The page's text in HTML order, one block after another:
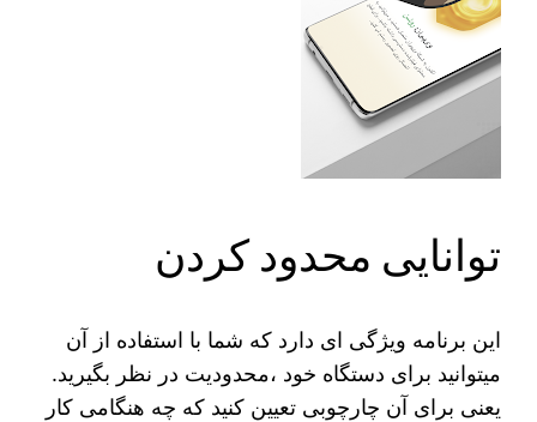
توانایی محدود کردن
این برنامه ویژگی ای دارد که شما با استفاده از آن
میتوانید برای دستگاه خود ،محدودیت در نظر بگیرید.
یعنی برای آن چارچوبی تعیین کنید که چه هنگامی کار